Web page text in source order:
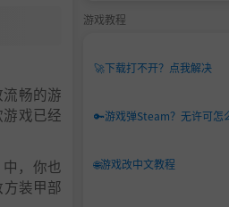
畅的游
戏已经
，你也
装甲部
游戏教程
🚀下载打不开？点我解决
🔑游戏弹Steam？无许可怎
🌐游戏改中文教程